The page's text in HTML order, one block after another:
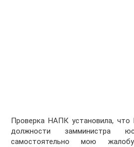
Проверка НАПК установила, что
должности замминистра
самостоятельно мою